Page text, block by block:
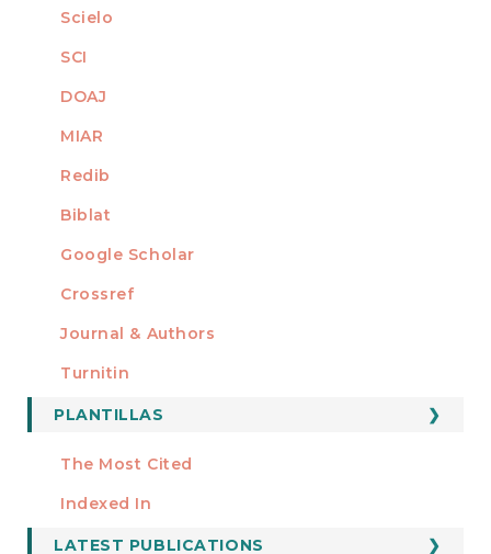
Scielo
SCI
DOAJ
MIAR
Redib
Biblat
Google Scholar
MIEMBRO DE
Crossref
Journal & Authors
Turnitin
FORMATOS
PLANTILLAS
Manuscript Template
ESTADÍSTICOS
The Most Cited
Indexed In
LATEST PUBLICATIONS